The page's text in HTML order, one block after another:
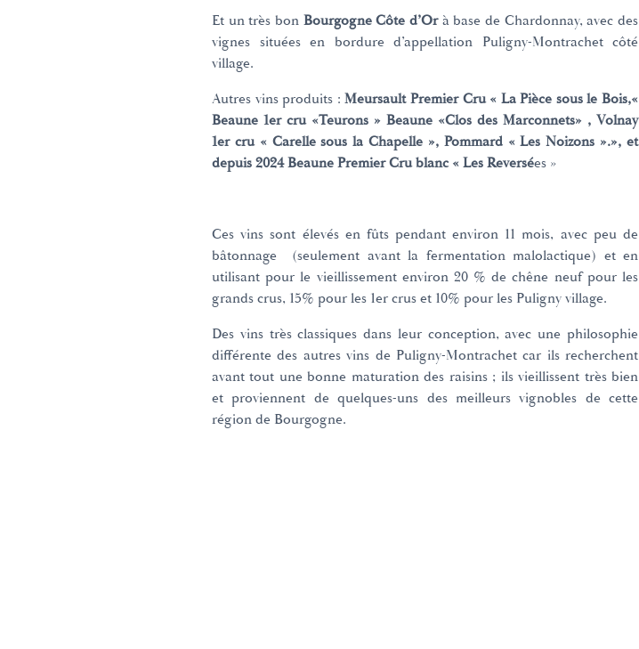
Et un très bon Bourgogne Côte d’Orà base de Chardonnay, avec des
vignes situées en bordure d’appellation Puligny-Montrachet côté
village.
Autres vins produits :Meursault Premier Cru « La Pièce sous le Bois,«
Beaune 1er cru «Teurons » Beaune «Clos des Marconnets» , Volnay
1er cru « Carelle sous la Chapelle », Pommard « Les Noizons ».», et
depuis 2024 Beaune Premier Cru blanc « Les Reversées »
Ces vins sont élevés en fûts pendant environ 11 mois, avec peu de
bâtonnage (seulement avant la fermentation malolactique) et en
utilisant pour le vieillissement environ 20 % de chêne neuf pour les
grands crus, 15% pour les 1er crus et 10% pour les Puligny village.
Des vins très classiques dans leur conception, avec une philosophie
différente des autres vins de Puligny-Montrachet car ils recherchent
avant tout une bonne maturation des raisins ; ils vieillissent très bien
et proviennent de quelques-uns des meilleurs vignobles de cette
région de Bourgogne.